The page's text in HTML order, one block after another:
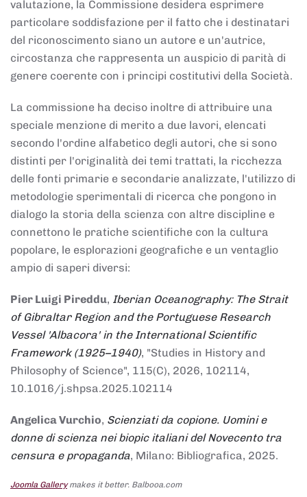
valutazione, la Commissione desidera esprimere
particolare soddisfazione per il fatto che i destinatari
del riconoscimento siano un autore e un'autrice,
circostanza che rappresenta un auspicio di parità di
genere coerente con i principi costitutivi della Società.
La commissione ha deciso inoltre di attribuire una
speciale menzione di merito a due lavori, elencati
secondo l'ordine alfabetico degli autori, che si sono
distinti per l'originalità dei temi trattati, la ricchezza
delle fonti primarie e secondarie analizzate, l'utilizzo di
metodologie sperimentali di ricerca che pongono in
dialogo la storia della scienza con altre discipline e
connettono le pratiche scientifiche con la cultura
popolare, le esplorazioni geografiche e un ventaglio
ampio di saperi diversi:
Pier Luigi Pireddu, Iberian Oceanography: The Strait
of Gibraltar Region and the Portuguese Research
Vessel 'Albacora' in the International Scientific
Framework (1925–1940), "Studies in History and
Philosophy of Science", 115(C), 2026, 102114,
10.1016/j.shpsa.2025.102114
Angelica Vurchio, Scienziati da copione. Uomini e
donne di scienza nei biopic italiani del Novecento tra
censura e propaganda, Milano: Bibliografica, 2025.
Joomla Gallerymakes it better. Balbooa.com